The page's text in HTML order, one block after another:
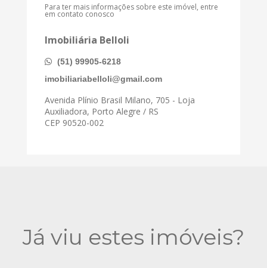
Para ter mais informações sobre este imóvel, entre
em contato conosco
Imobiliária Belloli
(51) 99905-6218
imobiliariabelloli@gmail.com
Avenida Plínio Brasil Milano, 705 - Loja
Auxiliadora, Porto Alegre / RS
CEP 90520-002
Já viu estes imóveis?